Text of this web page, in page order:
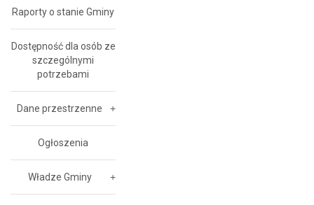
Raporty o stanie Gminy
Dostępność dla osób ze
szczególnymi
potrzebami
Dane przestrzenne
Ogłoszenia
Władze Gminy